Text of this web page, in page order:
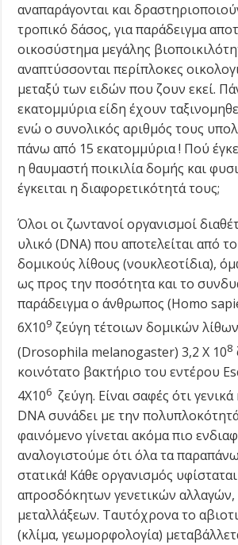
αναπαράγονται και
τροπικό δάσος, για παράδειγμα
οικοσύστημα μεγάλης
αναπτύσσονται περίπλοκες
μεταξύ των ειδών που ζουν εκεί.
εκατομμύρια είδη έχουν
ενώ ο συνολικός αριθμός τους
πάνω από 15 εκατομμύρια ! Πού
η θαυμαστή ποικιλία δομής και
έγκειται η διαφορετικότητά τους;
Όλοι οι ζωντανοί οργανισμοί
υλικό (DNA) που αποτελείται από
δομικούς λίθους (νουκλεοτίδια),
ως προς την ποσότητα και το
παράδειγμα ο άνθρωπος (Homo
6Χ109 ζεύγη τέτοιων δομικών
(Drosophila melanοgaster) 3,2 Χ 108
κοινότατο βακτήριο του εντέρου
4Χ106 ζεύγη. Είναι σαφές ότι
DNA συνάδει με την
φαινόμενο γίνεται ακόμα πιο
αναλογιστούμε ότι όλα τα
στατικά! Κάθε οργανισμός
απροσδόκητων γενετικών
μεταλλάξεων. Ταυτόχρονα το
(κλίμα, γεωμορφολογία)